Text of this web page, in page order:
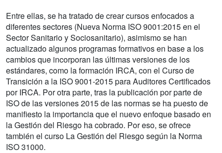
Entre ellas, se ha tratado de crear cursos enfocados a
diferentes sectores (Nueva Norma ISO 9001:2015 en el
Sector Sanitario y Sociosanitario), asimismo se han
actualizado algunos programas formativos en base a los
cambios que incorporan las últimas versiones de los
estándares, como la formación IRCA, con el Curso de
Transición a la ISO 9001-2015 para Auditores Certificados
por IRCA. Por otra parte, tras la publicación por parte de
ISO de las versiones 2015 de las normas se ha puesto de
manifiesto la importancia que el nuevo enfoque basado en
la Gestión del Riesgo ha cobrado. Por eso, se ofrece
también el curso La Gestión del Riesgo según la Norma
ISO 31000.